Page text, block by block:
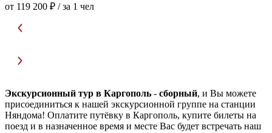
от 119 200 ₽ / за 1 чел
Экскурсионный тур в Каргополь - сборный, и Вы можете
присоединиться к нашей экскурсионной группе на станции
Няндома! Оплатите путёвку в Каргополь, купите билеты на
поезд и в назначенное время и месте Вас будет встречать наш